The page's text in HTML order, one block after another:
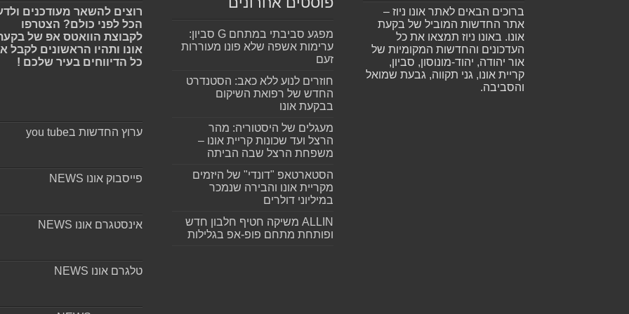
ברוכים הבאים לאתר אונו ניוז –
אתר החדשות המוביל של בקעת
אונו. באונו ניוז תמצאו את כל
העדכונים והחדשות המקומיות של
אור יהודה, יהוד-מונוסון, סביון,
קריית אונו, גני תקווה, גבעת שמואל
והסביבה.
מפגע סביבתי במתחם G סביון:
ערימות אשפה שלא פונו מעוררות
זעם
חוזרים לנוע ללא כאב: הסטנדרט
החדש של רפואת השיקום
בבקעת אונו
מעגלים של היסטוריה: מהר
הרצל ועד שכונות קריית אונו –
משפחת הרצל שבה הביתה
הסטארטאפ "דונדי" של היזמים
מקריית אונו והבירה שנמכר
במיליוני דולרים
ALLIN משיקה חטיף חלבון חדש
ופותחת מתחם פופ-אפ בגלילות
רוצים להשאר מעודכנים
הכל לפני כולם? הצטרפו
לקבוצת הוואטס אפ של
אונו ותהיו הראשונים לקבל
כל הדיווחים בעיר שלכם !
ערוץ החדשות בyou tube
פייסבוק אונו NEWS
אינסטגרם אונו NEWS
טלגרם אונו NEWS